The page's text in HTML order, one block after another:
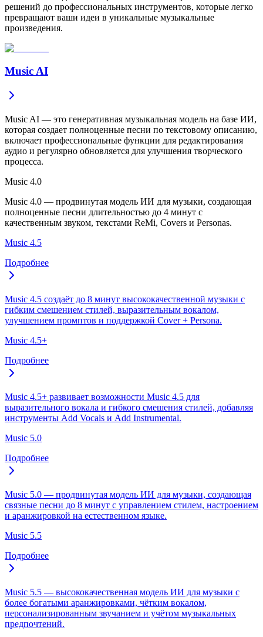
решений до профессиональных инструментов, которые легко
превращают ваши идеи в уникальные музыкальные
произведения.
Music AI
Music AI — это генеративная музыкальная модель на базе ИИ,
которая создает полноценные песни по текстовому описанию,
включает профессиональные функции для редактирования
аудио и регулярно обновляется для улучшения творческого
процесса.
Music 4.0
Music 4.0 — продвинутая модель ИИ для музыки, создающая
полноценные песни длительностью до 4 минут с
качественным звуком, текстами ReMi, Covers и Personas.
Music 4.5
Подробнее
Music 4.5 создаёт до 8 минут высококачественной музыки с
гибким смешением стилей, выразительным вокалом,
улучшением промптов и поддержкой Cover + Persona.
Music 4.5+
Подробнее
Music 4.5+ развивает возможности Music 4.5 для
выразительного вокала и гибкого смешения стилей, добавляя
инструменты Add Vocals и Add Instrumental.
Music 5.0
Подробнее
Music 5.0 — продвинутая модель ИИ для музыки, создающая
связные песни до 8 минут с управлением стилем, настроением
и аранжировкой на естественном языке.
Music 5.5
Подробнее
Music 5.5 — высококачественная модель ИИ для музыки с
более богатыми аранжировками, чётким вокалом,
персонализированным звучанием и учётом музыкальных
предпочтений.